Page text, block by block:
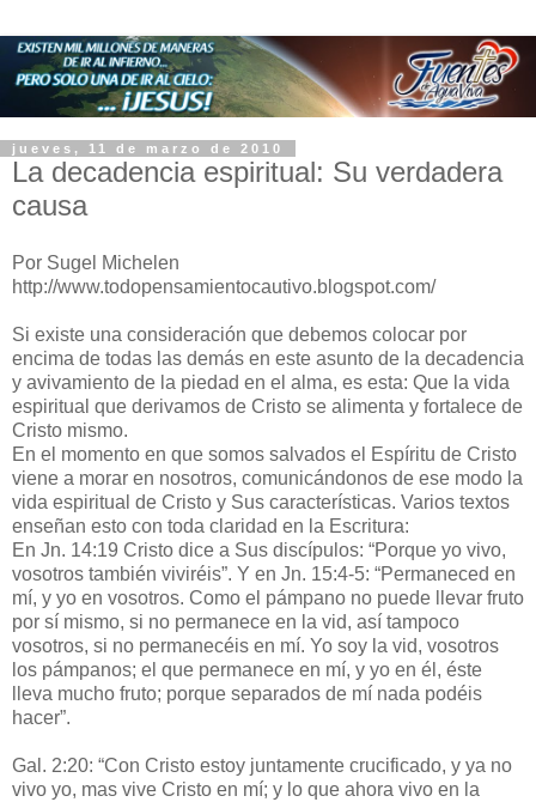
jueves, 11 de marzo de 2010
La decadencia espiritual: Su verdadera
causa
Por Sugel Michelen
http://www.todopensamientocautivo.blogspot.com/
Si existe una consideración que debemos colocar por
encima de todas las demás en este asunto de la decadencia
y avivamiento de la piedad en el alma, es esta: Que la vida
espiritual que derivamos de Cristo se alimenta y fortalece de
Cristo mismo.
En el momento en que somos salvados el Espíritu de Cristo
viene a morar en nosotros, comunicándonos de ese modo la
vida espiritual de Cristo y Sus características. Varios textos
enseñan esto con toda claridad en la Escritura:
En Jn. 14:19 Cristo dice a Sus discípulos: “Porque yo vivo,
vosotros también viviréis”. Y en Jn. 15:4-5: “Permaneced en
mí, y yo en vosotros. Como el pámpano no puede llevar fruto
por sí mismo, si no permanece en la vid, así tampoco
vosotros, si no permanecéis en mí. Yo soy la vid, vosotros
los pámpanos; el que permanece en mí, y yo en él, éste
lleva mucho fruto; porque separados de mí nada podéis
hacer”.
Gal. 2:20: “Con Cristo estoy juntamente crucificado, y ya no
vivo yo, mas vive Cristo en mí; y lo que ahora vivo en la